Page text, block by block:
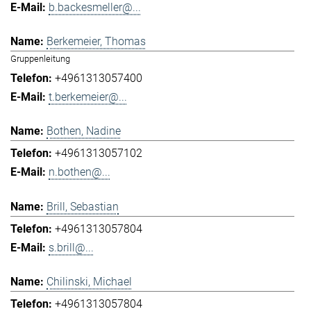
b.backesmeller@...
Berkemeier, Thomas
Gruppenleitung
+4961313057400
t.berkemeier@...
Bothen, Nadine
+4961313057102
n.bothen@...
Brill, Sebastian
+4961313057804
s.brill@...
Chilinski, Michael
+4961313057804